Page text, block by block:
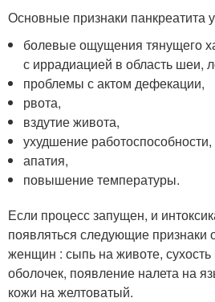
Основные признаки панкреатита
болевые ощущения тянущего
с иррадиацией в область шеи,
проблемы с актом дефекации,
рвота,
вздутие живота,
ухудшение работоспособности,
апатия,
повышение температуры.
Если процесс запущен, и
появляться следующие признаки
женщин : сыпь на животе, сухость
оболочек, появление налета на
кожи на желтоватый.